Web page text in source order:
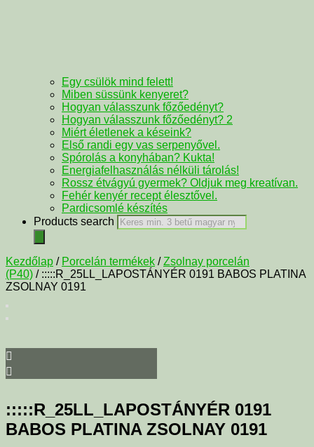
Egy csülök mind felett!
Miben süssünk kenyeret?
Hogyan válasszunk főzőedényt?
Hogyan válasszunk főzőedényt? 2
Miért életlenek a késeink?
Első randi egy vas serpenyővel.
Spórolás a konyhában? Kukta!
Energiafelhasználás nélküli tárolás!
Rossz étvágyú gyermek? Oldjuk meg kreatívan.
Fehér kenyér recept élesztővel.
Pardicsomlé készítés
Products search
Kezdőlap / Porcelán termékek /Zsolnay porcelán
(P40) / :::::R_25LL_LAPOSTÁNYÉR 0191 BABOS PLATINA
ZSOLNAY 0191
:::::R_25LL_LAPOSTÁNYÉR 0191
BABOS PLATINA ZSOLNAY 0191